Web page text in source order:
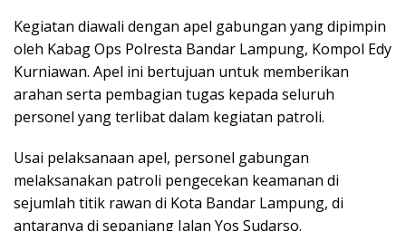
Kegiatan diawali dengan apel gabungan yang dipimpin
oleh Kabag Ops Polresta Bandar Lampung, Kompol Edy
Kurniawan. Apel ini bertujuan untuk memberikan
arahan serta pembagian tugas kepada seluruh
personel yang terlibat dalam kegiatan patroli.
Usai pelaksanaan apel, personel gabungan
melaksanakan patroli pengecekan keamanan di
sejumlah titik rawan di Kota Bandar Lampung, di
antaranya di sepanjang Jalan Yos Sudarso.